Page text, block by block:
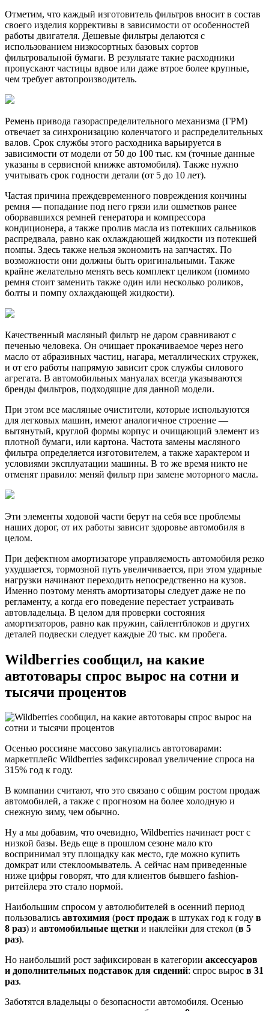
Отметим, что каждый изготовитель фильтров вносит в состав
своего изделия коррективы в зависимости от особенностей
работы двигателя. Дешевые фильтры делаются с
использованием низкосортных базовых сортов
фильтровальной бумаги. В результате такие расходники
пропускают частицы вдвое или даже втрое более крупные,
чем требует автопроизводитель.
Ремень привода газораспределительного механизма (ГРМ)
отвечает за синхронизацию коленчатого и распределительных
валов. Срок службы этого расходника варьируется в
зависимости от модели от 50 до 100 тыс. км (точные данные
указаны в сервисной книжке автомобиля). Также нужно
учитывать срок годности детали (от 5 до 10 лет).
Частая причина преждевременного повреждения кончины
ремня — попадание под него грязи или ошметков ранее
оборвавшихся ремней генератора и компрессора
кондиционера, а также пролив масла из потекших сальников
распредвала, равно как охлаждающей жидкости из потекшей
помпы. Здесь также нельзя экономить на запчастях. По
возможности они должны быть оригинальными. Также
крайне желательно менять весь комплект целиком (помимо
ремня стоит заменить также один или несколько роликов,
болты и помпу охлаждающей жидкости).
Качественный масляный фильтр не даром сравнивают с
печенью человека. Он очищает прокачиваемое через него
масло от абразивных частиц, нагара, металлических стружек,
и от его работы напрямую зависит срок службы силового
агрегата. В автомобильных мануалах всегда указываются
бренды фильтров, подходящие для данной модели.
При этом все масляные очистители, которые используются
для легковых машин, имеют аналогичное строение —
вытянутый, круглой формы корпус и очищающий элемент из
плотной бумаги, или картона. Частота замены масляного
фильтра определяется изготовителем, а также характером и
условиями эксплуатации машины. В то же время никто не
отменят правило: меняй фильтр при замене моторного масла.
Эти элементы ходовой части берут на себя все проблемы
наших дорог, от их работы зависит здоровье автомобиля в
целом.
При дефектном амортизаторе управляемость автомобиля резко
ухудшается, тормозной путь увеличивается, при этом ударные
нагрузки начинают переходить непосредственно на кузов.
Именно поэтому менять амортизаторы следует даже не по
регламенту, а когда его поведение перестает устраивать
автовладельца. В целом для проверки состояния
амортизаторов, равно как пружин, сайлентблоков и других
деталей подвески следует каждые 20 тыс. км пробега.
Wildberries сообщил, на какие
автотовары спрос вырос на сотни и
тысячи процентов
Осенью россияне массово закупались автотоварами:
маркетплейс Wildberries зафиксировал увеличение спроса на
315% год к году.
В компании считают, что это связано с общим ростом продаж
автомобилей, а также с прогнозом на более холодную и
снежную зиму, чем обычно.
Ну а мы добавим, что очевидно, Wildberries начинает рост с
низкой базы. Ведь еще в прошлом сезоне мало кто
воспринимал эту площадку как место, где можно купить
домкрат или стеклоомыватель. А сейчас нам приведенные
ниже цифры говорят, что для клиентов бывшего fashion-
ритейлера это стало нормой.
Наибольшим спросом у автолюбителей в осенний период
пользовались автохимия (рост продаж в штуках год к году в
8 раз) и автомобильные щетки и наклейки для стекол (в 5
раз).
Но наибольший рост зафиксирован в категории аксессуаров
и дополнительных подставок для сидений: спрос вырос в 31
раз.
Заботятся владельцы о безопасности автомобиля. Осенью